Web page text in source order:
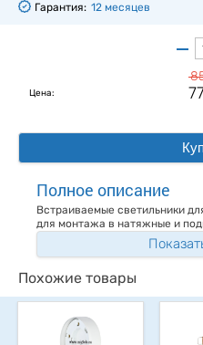
Гарантия: 12 месяцев
Цена:
Полное описание
Встраиваемые светильники
для монтажа в натяжные и
Похожие товары